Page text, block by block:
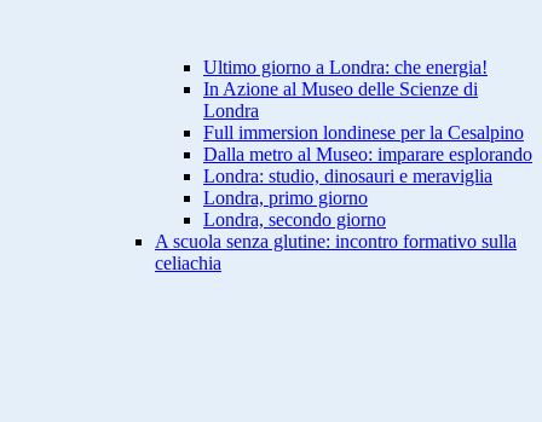
Ultimo giorno a Londra: che energia!
In Azione al Museo delle Scienze di
Londra
Full immersion londinese per la Cesalpino
Dalla metro al Museo: imparare esplorando
Londra: studio, dinosauri e meraviglia
Londra, primo giorno
Londra, secondo giorno
A scuola senza glutine: incontro formativo sulla
celiachia